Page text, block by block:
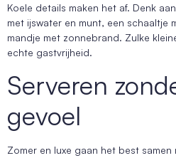
Koele details maken het af. Denk
met ijswater en munt, een schaaltje
mandje met zonnebrand. Zulke
echte gastvrijheid.
Serveren
gevoel
Zomer en luxe gaan het best